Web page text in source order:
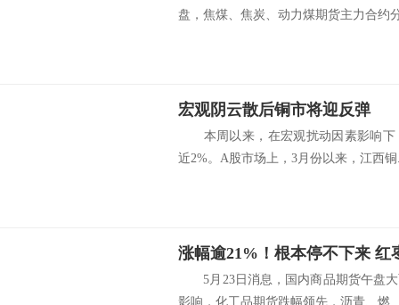
盘，焦煤、焦炭、动力煤期货主力合约
宏观阴云散后铜市将迎反弹
本周以来，在宏观扰动因素影响下
近2%。A股市场上，3月份以来，江西
涨幅逾21%！根本停不下来 红
5月23日消息，国内商品期货午盘大
影响，化工品期货跌幅领先，沥青、燃